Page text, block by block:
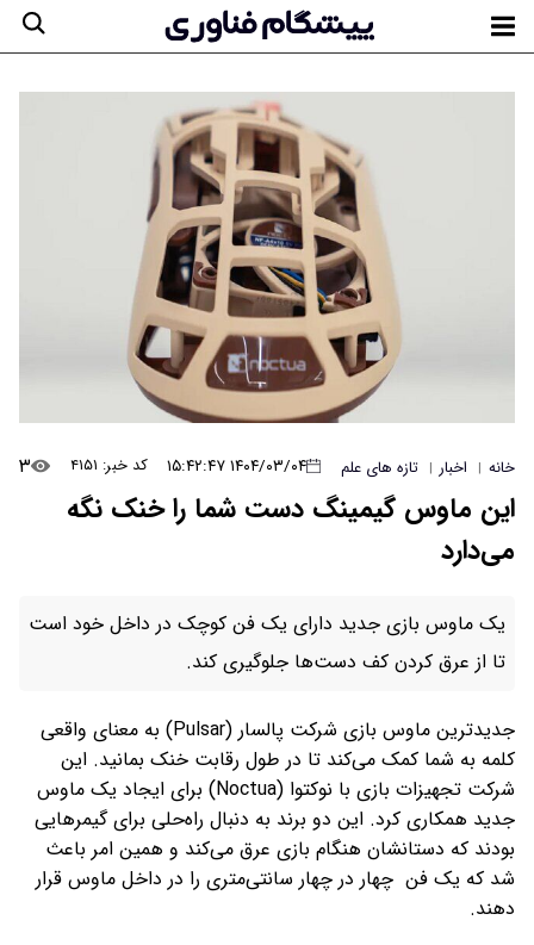
خانه | اخبار | تازه های علم ۱۴۰۴/۰۳/۰۴ ۱۵:۴۲:۴۷ کد خبر: ۴۱۵۱ ۳
این ماوس گیمینگ دست شما را خنک نگه
می‌دارد
یک ماوس بازی جدید دارای یک فن کوچک در داخل خود است
تا از عرق کردن کف دست‌ها جلوگیری کند.
جدیدترین ماوس بازی شرکت پالسار (Pulsar) به معنای واقعی
کلمه به شما کمک می‌کند تا در طول رقابت خنک بمانید. این
شرکت تجهیزات بازی با نوکتوا (Noctua) برای ایجاد یک ماوس
جدید همکاری کرد. این دو برند به دنبال راه‌حلی برای گیمرهایی
بودند که دستانشان هنگام بازی عرق می‌کند و همین امر باعث
شد که یک فن چهار در چهار سانتی‌متری را در داخل ماوس قرار
دهند.